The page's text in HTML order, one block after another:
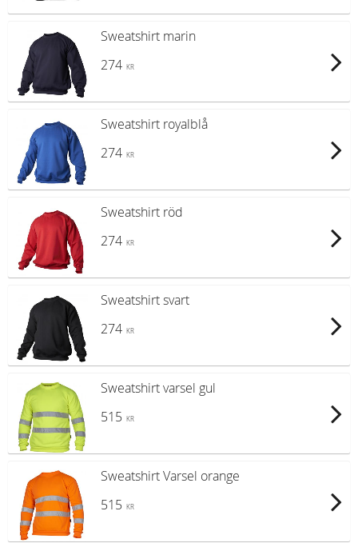
Sweatshirt marin
274
KR
Sweatshirt royalblå
274
KR
Sweatshirt röd
274
KR
Sweatshirt svart
274
KR
Sweatshirt varsel gul
515
KR
Sweatshirt Varsel orange
515
KR